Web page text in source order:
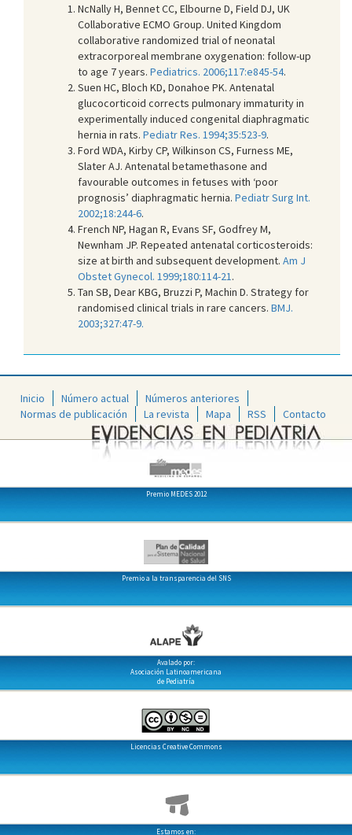
NcNally H, Bennet CC, Elbourne D, Field DJ, UK
Collaborative ECMO Group. United Kingdom
collaborative randomized trial of neonatal
extracorporeal membrane oxygenation: follow-up
to age 7 years. Pediatrics. 2006;117:e845-54.
Suen HC, Bloch KD, Donahoe PK. Antenatal
glucocorticoid corrects pulmonary immaturity in
experimentally induced congenital diaphragmatic
hernia in rats. Pediatr Res. 1994;35:523-9.
Ford WDA, Kirby CP, Wilkinson CS, Furness ME,
Slater AJ. Antenatal betamethasone and
favourable outcomes in fetuses with ‘poor
prognosis’ diaphragmatic hernia. Pediatr Surg Int.
2002;18:244-6.
French NP, Hagan R, Evans SF, Godfrey M,
Newnham JP. Repeated antenatal corticosteroids:
size at birth and subsequent development. Am J
Obstet Gynecol. 1999;180:114-21 .
Tan SB, Dear KBG, Bruzzi P, Machin D. Strategy for
randomised clinical trials in rare cancers. BMJ.
2003;327:47-9.
Inicio Número actual
Números anteriores
Normas de publicación
La revista Mapa RSS Contacto
Premio MEDES 2012
Premio a la transparencia del SNS
Avalado por:
Asociación Latinoamericana
de Pediatría
Licencias Creative Commons
Estamos en: